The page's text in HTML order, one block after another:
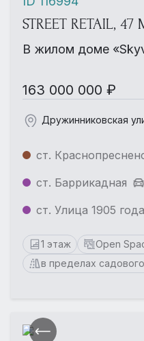
STREET RETAIL, 47
В жилом доме
163 000 000 ₽
Дружинниковская
ст.
ст. Баррикадная
ст. Улица 1905 года
1 этаж Open
в пределах